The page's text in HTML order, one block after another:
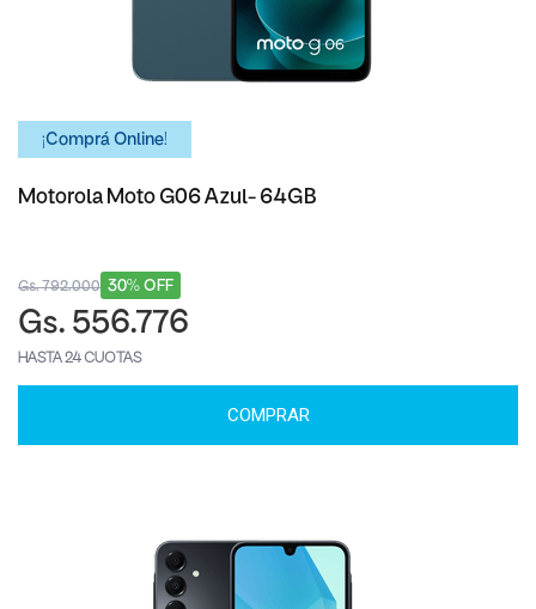
¡Comprá Online!
Motorola Moto G06 Azul- 64GB
30% OFF
Gs. 792.000
Gs. 556.776
HASTA 24 CUOTAS
COMPRAR